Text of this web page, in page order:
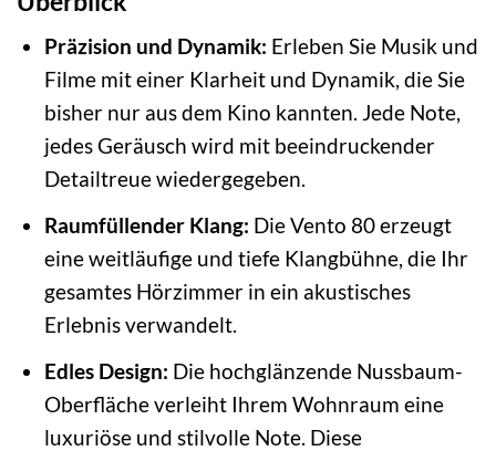
Präzision und Dynamik: Erleben Sie Musik und
Filme mit einer Klarheit und Dynamik, die Sie
bisher nur aus dem Kino kannten. Jede Note,
jedes Geräusch wird mit beeindruckender
Detailtreue wiedergegeben.
Raumfüllender Klang: Die Vento 80 erzeugt
eine weitläufige und tiefe Klangbühne, die Ihr
gesamtes Hörzimmer in ein akustisches
Erlebnis verwandelt.
Edles Design: Die hochglänzende Nussbaum-
Oberfläche verleiht Ihrem Wohnraum eine
luxuriöse und stilvolle Note. Diese